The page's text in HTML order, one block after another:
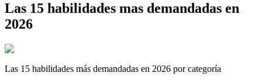
Las 15 habilidades mas demandadas en
2026
Las 15 habilidades más demandadas en 2026 por categoría